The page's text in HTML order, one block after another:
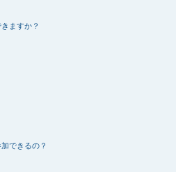
ますか？
できるの？